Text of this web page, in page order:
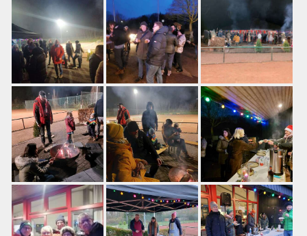
Training
Platzbuchung